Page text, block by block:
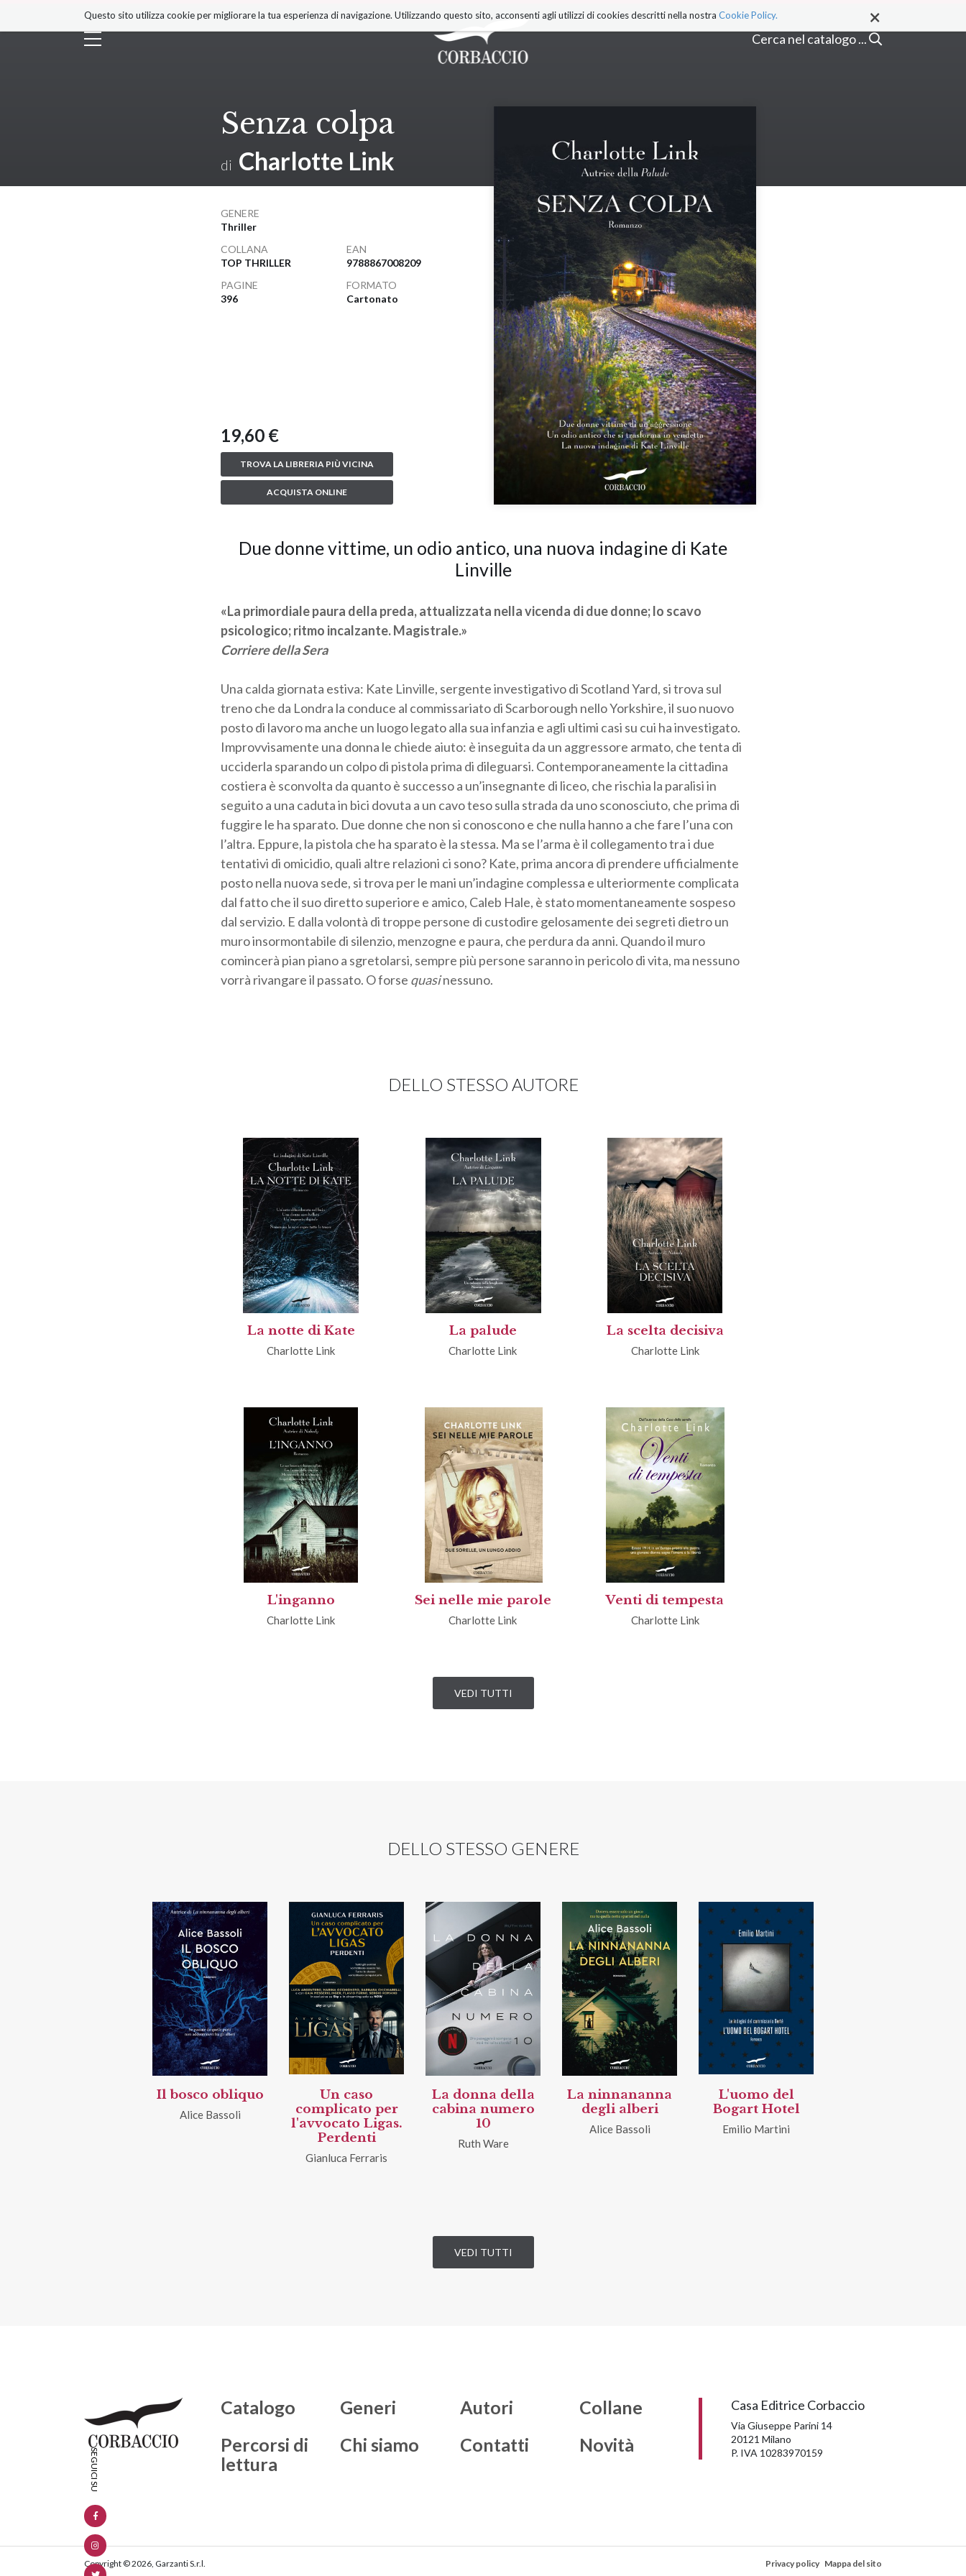
ai
contenuti.
|
Cerca nel catalogo ...
×
Questo sito utilizza cookie per migliorare la tua esperienza di navigazione. Utilizzando questo sito, acconsenti agli utilizzi di cookies descritti nella nostra Cookie Policy.
Senza colpa
di Charlotte Link
GENERE
Thriller
COLLANA
TOP THRILLER
EAN
9788867008209
PAGINE
396
FORMATO
Cartonato
19,60 €
TROVA LA LIBRERIA PIÙ VICINA
ACQUISTA ONLINE
Due donne vittime, un odio antico, una nuova indagine di Kate
Linville
«La primordiale paura della preda, attualizzata nella vicenda di due donne; lo scavo
psicologico; ritmo incalzante. Magistrale.»
Corriere della Sera
Una calda giornata estiva: Kate Linville, sergente investigativo di Scotland Yard, si trova sul
treno che da Londra la conduce al commissariato di Scarborough nello Yorkshire, il suo nuovo
posto di lavoro ma anche un luogo legato alla sua infanzia e agli ultimi casi su cui ha investigato.
Improvvisamente una donna le chiede aiuto: è inseguita da un aggressore armato, che tenta di
ucciderla sparando un colpo di pistola prima di dileguarsi. Contemporaneamente la cittadina
costiera è sconvolta da quanto è successo a un’insegnante di liceo, che rischia la paralisi in
seguito a una caduta in bici dovuta a un cavo teso sulla strada da uno sconosciuto, che prima di
fuggire le ha sparato. Due donne che non si conoscono e che nulla hanno a che fare l’una con
l’altra. Eppure, la pistola che ha sparato è la stessa. Ma se l’arma è il collegamento tra i due
tentativi di omicidio, quali altre relazioni ci sono? Kate, prima ancora di prendere ufficialmente
posto nella nuova sede, si trova per le mani un’indagine complessa e ulteriormente complicata
dal fatto che il suo diretto superiore e amico, Caleb Hale, è stato momentaneamente sospeso
dal servizio. E dalla volontà di troppe persone di custodire gelosamente dei segreti dietro un
muro insormontabile di silenzio, menzogne e paura, che perdura da anni. Quando il muro
comincerà pian piano a sgretolarsi, sempre più persone saranno in pericolo di vita, ma nessuno
vorrà rivangare il passato. O forse quasinessuno.
DELLO STESSO AUTORE
La notte di Kate
Charlotte Link
La palude
Charlotte Link
La scelta decisiva
Charlotte Link
L'inganno
Charlotte Link
Sei nelle mie parole
Charlotte Link
Venti di tempesta
Charlotte Link
VEDI TUTTI
DELLO STESSO GENERE
Il bosco obliquo
Alice Bassoli
Un caso
complicato per
l'avvocato Ligas.
Perdenti
Gianluca Ferraris
La donna della
cabina numero
10
Ruth Ware
La ninnananna
degli alberi
Alice Bassoli
L'uomo del
Bogart Hotel
Emilio Martini
VEDI TUTTI
Catalogo
Percorsi di
lettura
Generi
Chi siamo
Autori
Contatti
Collane
Novità
Casa Editrice Corbaccio
Via Giuseppe Parini 14
20121 Milano
P. IVA 10283970159
Copyright © 2026, Garzanti S.r.l. Privacy policy Mappa del sito